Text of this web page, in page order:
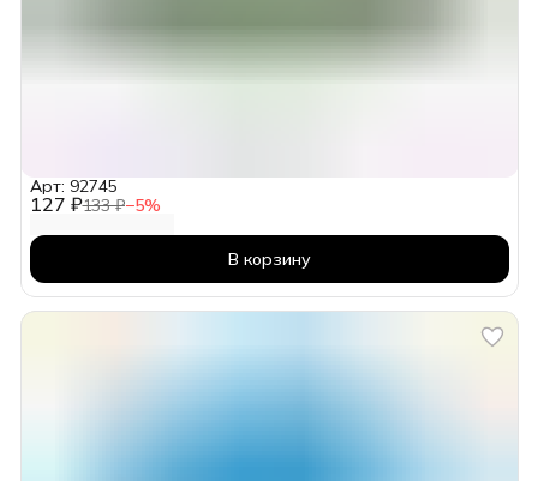
127 ₽133 ₽−5%
Арт: 92745
В корзину